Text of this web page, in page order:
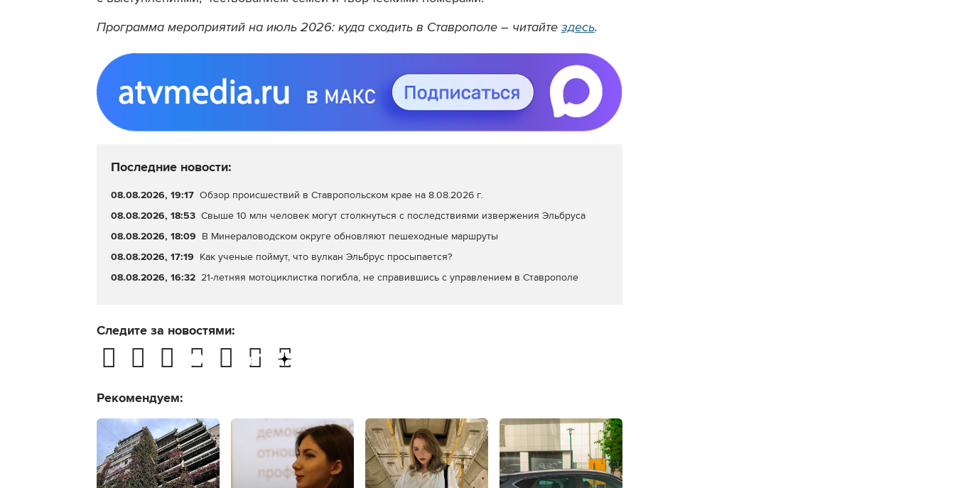
Программа мероприятий на июль 2026: куда сходить в Ставрополе – читайте здесь.
Последние новости:
08.08.2026, 19:17 Обзор происшествий в Ставропольском крае на 8.08.2026 г.
08.08.2026, 18:53 Свыше 10 млн человек могут столкнуться с последствиями извержения Эльбруса
08.08.2026, 18:09 В Минераловодском округе обновляют пешеходные маршруты
08.08.2026, 17:19 Как ученые поймут, что вулкан Эльбрус просыпается?
08.08.2026, 16:32 21-летняя мотоциклистка погибла, не справившись с управлением в Ставрополе
Следите за новостями:
Рекомендуем: